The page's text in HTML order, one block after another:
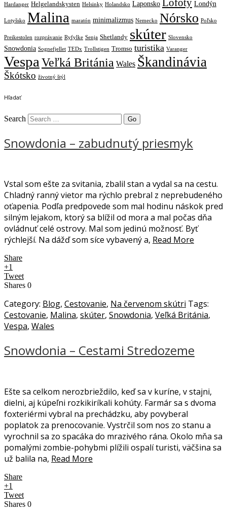
Hardanger Helgelandskysten Helsinky Holandsko Laponsko Londýn
Lotyšsko Malina maratón minimalizmus Nemecko Nórsko Poľsko
Preikestolen rozprávanie Ryfylke Senja Shetlandy skúter Slovensko
Snowdonia Sognefjellet TEDx Trollstigen Tromso turistika Varanger
Vespa Veľká Británia Wales Škandinávia
Škótsko životný štýl
Hľadať
Search
Snowdonia – zabudnutý priesmyk
Vstal som ešte za svitania, zbalil stan a vydal sa na cestu.
Chladný ranný vietor ma rýchlo prebral z neprebudeného
oťapenia. Podľa predpovede som mal hodinu náskok pred
silným lejakom, ktorý sa blížil od mora a mal počas dňa
ovládnuť celé ostrovy. Mal som jedinú možnosť. Byť
rýchlejší. Na dážď som síce vybavený a, Read More
Share
+1
Tweet
Shares 0
Category: Blog, Cestovanie, Na červenom skútri Tags:
Cestovanie, Malina, skúter, Snowdonia, Veľká Británia,
Vespa, Wales
Snowdonia – Cestami Stredozeme
Ešte sa celkom nerozbrieždilo, keď sa v kuríne, v stajni,
dielni, aj kúpeľni rozkikiríkali kohúty. Farmár sa s dvoma
foxteriérmi vybral na prechádzku, aby povyberal
poplatok za prenocovanie. Vystrčil som nos zo stanu a
vyrochnil sa zo spacáka do mrazivého rána. Okolo mňa sa
pomalými zombie-pohybmi plížili ospalí turisti, väčšina sa
už balila na, Read More
Share
+1
Tweet
Shares 0